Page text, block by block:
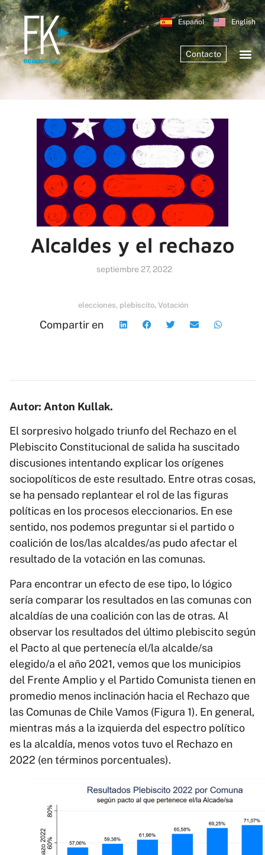
Español English
Contacto
Alcaldes y el rechazo
septiembre 27, 2022
elecciones, plebiscito, Votación
Compartir en
Autor: Anton Kullak.
El sorpresivo holgado triunfo del Rechazo en el
Plebiscito Constitucional de salida ha suscitado
discusiones intentando explicar los orígenes
sociopolíticos de este resultado. Entre otras cosas,
se ha pensado replantear el rol de las figuras
políticas en los procesos eleccionarios. En ese
sentido, nos podemos preguntar si el partido o
coalición de los/las alcaldes/as pudo afectar el
resultado de la votación en las comunas.
Para encontrar un efecto de ese tipo, lo lógico
sería comparar los resultados en las comunas con
alcaldías de una coalición con las de otras. Al
observar los resultados del último plebiscito según
el Pacto al que pertenecía el/la alcalde/sa
elegido/a el año 2021, vemos que los municipios
del Frente Amplio y el Partido Comunista tienen en
promedio menos inclinación hacia el Rechazo que
las Comunas de Chile Vamos (Figura 1). En general,
mientras más a la izquierda del espectro político
es la alcaldía, menos votos tuvo el Rechazo en
2022 (en términos porcentuales).